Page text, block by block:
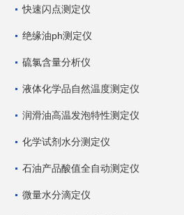
快速闪点测定仪
绝缘油ph测定仪
硫氯含量分析仪
液体化学品自然温度测定仪
润滑油高温发泡特性测定仪
化学试剂水分测定仪
石油产品酸值全自动测定仪
微量水分滴定仪